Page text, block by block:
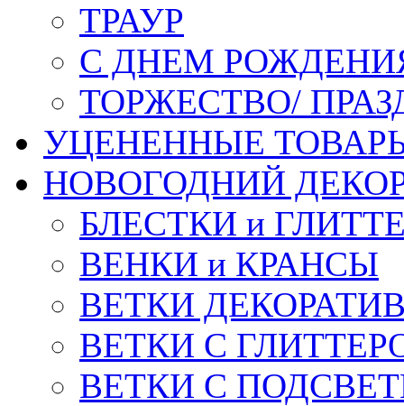
ТРАУР
С ДНЕМ
ТОРЖЕСТВО/
УЦЕНЕННЫЕ
НОВОГОДНИЙ
БЛЕСТКИ и
ВЕНКИ и КРАНСЫ
ВЕТКИ
ВЕТКИ С
ВЕТКИ С